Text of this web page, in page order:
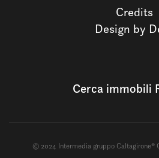
Credits
Design by
Cerca immobili
© 2024 Intermedia gruppo Caltagirone®